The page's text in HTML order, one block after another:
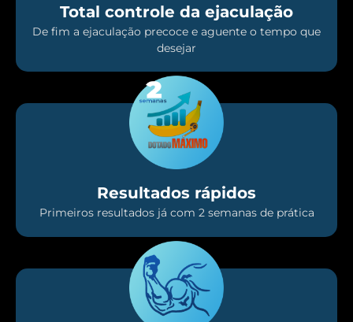
Total controle da ejaculação
De fim a ejaculação precoce e aguente o tempo que
desejar
Resultados rápidos
Primeiros resultados já com 2 semanas de prática